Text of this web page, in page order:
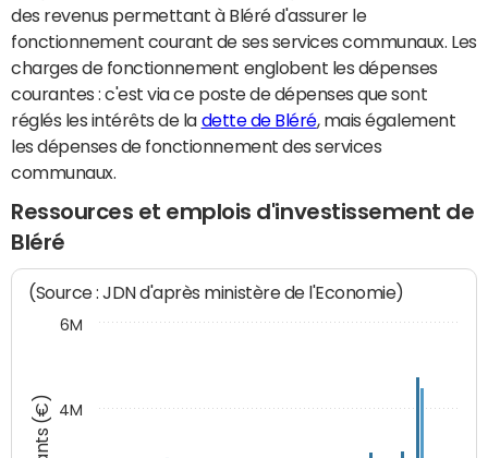
des revenus permettant à Bléré d'assurer le
fonctionnement courant de ses services communaux. Les
charges de fonctionnement englobent les dépenses
courantes : c'est via ce poste de dépenses que sont
réglés les intérêts de la dette de Bléré, mais également
les dépenses de fonctionnement des services
communaux.
Ressources et emplois d'investissement de
Bléré
(Source : JDN d'après ministère de l'Economie)
4M
6M